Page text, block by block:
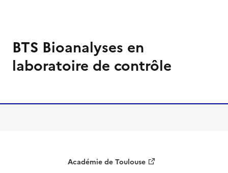
couverture
(conseillée)
BTS Bioanalyses en
laboratoire de contrôle
de
Académie de Toulouse